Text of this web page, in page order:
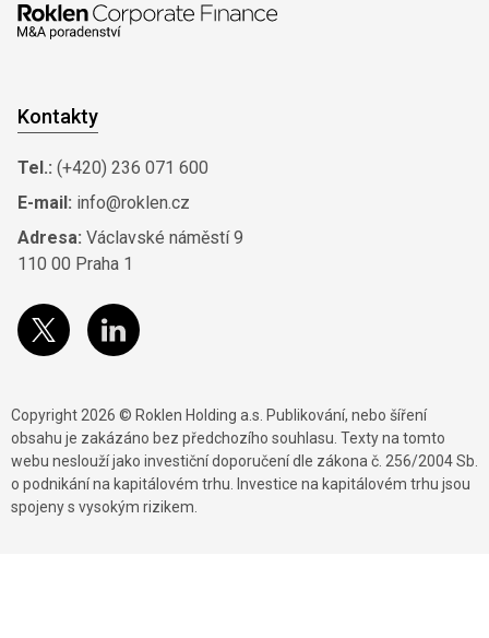
Kontakty
Tel.: (+420) 236 071 600
E-mail: info@roklen.cz
Adresa: Václavské náměstí 9
110 00 Praha 1
Copyright 2026 © Roklen Holding a.s. Publikování, nebo šíření
obsahu je zakázáno bez předchozího souhlasu. Texty na tomto
webu neslouží jako investiční doporučení dle zákona č. 256/2004 Sb.
o podnikání na kapitálovém trhu. Investice na kapitálovém trhu jsou
spojeny s vysokým rizikem.